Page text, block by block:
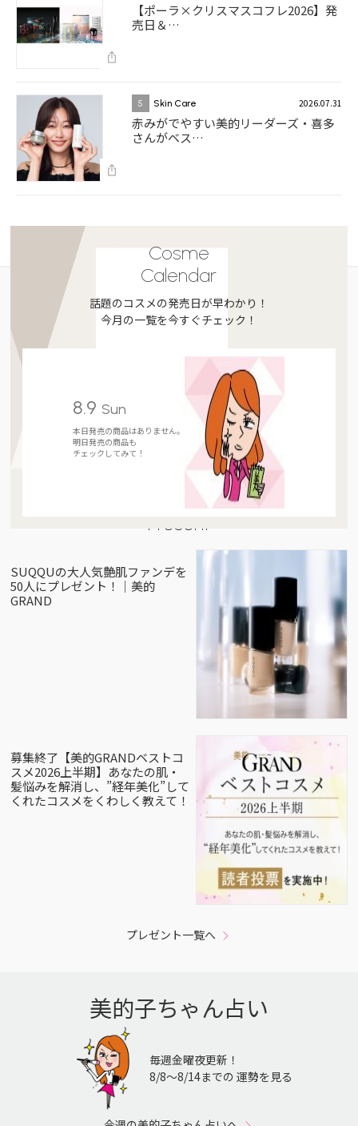
【ポーラ×クリスマスコフレ2026】発
売日＆…
5 Skin Care 2026.07.31
赤みがでやすい美的リーダーズ・喜多
さんがベス…
Cosme
Calendar
話題のコスメの発売日が早わかり！
今月の一覧を今すぐチェック！
8.9 Sun
本日発売の商品はありません。
明日発売の商品も
チェックしてみて！
Present
SUQQUの大人気艶肌ファンデを
50人にプレゼント！｜美的
GRAND
募集終了【美的GRANDベストコ
スメ2026上半期】あなたの肌・
髪悩みを解消し、”経年美化”して
くれたコスメをくわしく教えて！
プレゼント一覧へ
美的子ちゃん占い
毎週金曜夜更新！
8/8〜8/14までの 運勢を見る